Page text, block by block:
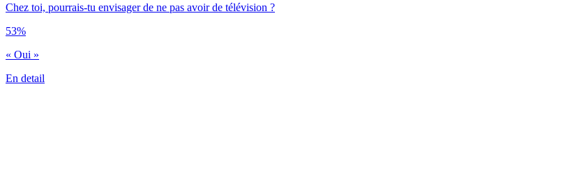
Chez toi, pourrais-tu envisager de ne pas avoir de télévision ?
53%
« Oui »
En detail